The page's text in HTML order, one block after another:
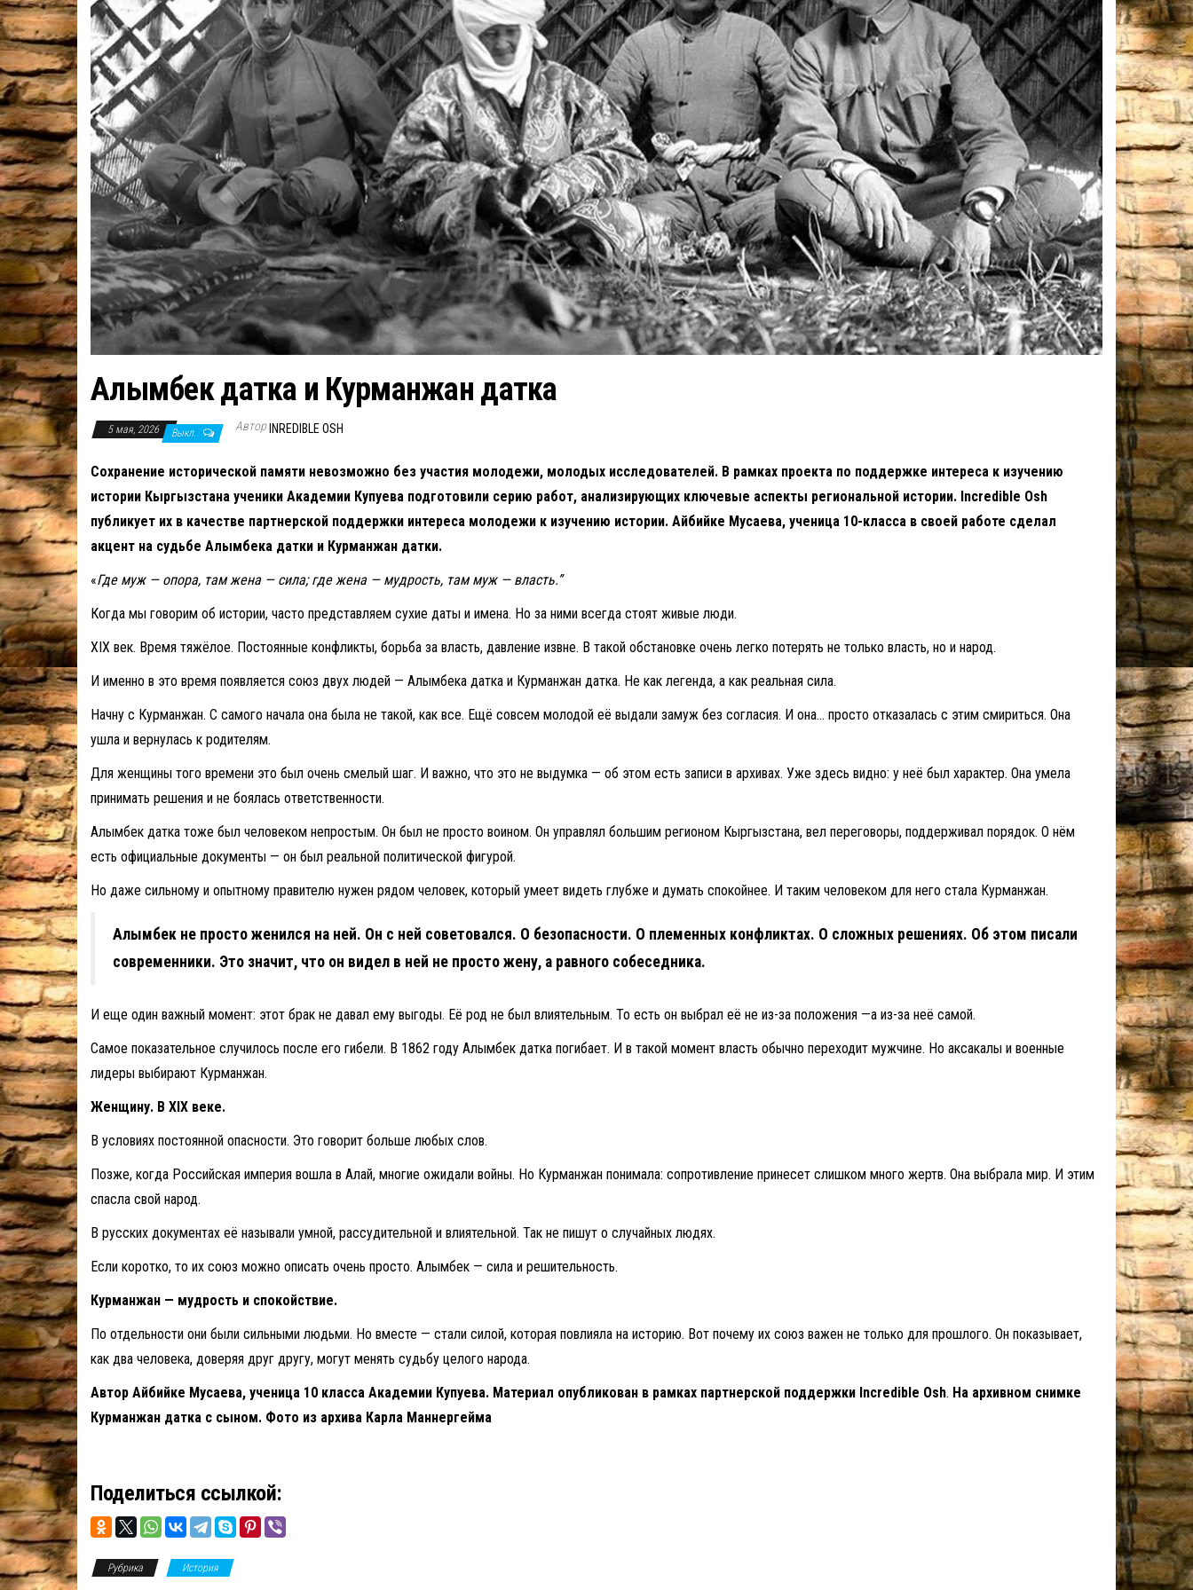
Алымбек датка и Курманжан датка
5 мая, 2026 Выкл. Автор INREDIBLE OSH
Сохранение исторической памяти невозможно без участия молодежи, молодых исследователей. В рамках проекта по поддержке интереса к изучению
истории Кыргызстана ученики Академии Купуева подготовили серию работ, анализирующих ключевые аспекты региональной истории. Incredible Osh
публикует их в качестве партнерской поддержки интереса молодежи к изучению истории. Айбийке Мусаева, ученица 10-класса в своей работе сделал
акцент на судьбе Алымбека датки и Курманжан датки.
«Где муж — опора, там жена — сила; где жена — мудрость, там муж — власть.”
Когда мы говорим об истории, часто представляем сухие даты и имена. Но за ними всегда стоят живые люди.
XIX век. Время тяжёлое. Постоянные конфликты, борьба за власть, давление извне. В такой обстановке очень легко потерять не только власть, но и народ.
И именно в это время появляется союз двух людей — Алымбека датка и Курманжан датка. Не как легенда, а как реальная сила.
Начну с Курманжан. С самого начала она была не такой, как все. Ещё совсем молодой её выдали замуж без согласия. И она… просто отказалась с этим смириться. Она
ушла и вернулась к родителям.
Для женщины того времени это был очень смелый шаг. И важно, что это не выдумка — об этом есть записи в архивах. Уже здесь видно: у неё был характер. Она умела
принимать решения и не боялась ответственности.
Алымбек датка тоже был человеком непростым. Он был не просто воином. Он управлял большим регионом Кыргызстана, вел переговоры, поддерживал порядок. О нём
есть официальные документы — он был реальной политической фигурой.
Но даже сильному и опытному правителю нужен рядом человек, который умеет видеть глубже и думать спокойнее. И таким человеком для него стала Курманжан.
Алымбек не просто женился на ней. Он с ней советовался. О безопасности. О племенных конфликтах. О сложных решениях. Об этом писали
современники. Это значит, что он видел в ней не просто жену, а равного собеседника.
И еще один важный момент: этот брак не давал ему выгоды. Её род не был влиятельным. То есть он выбрал её не из-за положения —а из-за неё самой.
Самое показательное случилось после его гибели. В 1862 году Алымбек датка погибает. И в такой момент власть обычно переходит мужчине. Но аксакалы и военные
лидеры выбирают Курманжан.
Женщину. В XIX веке.
В условиях постоянной опасности. Это говорит больше любых слов.
Позже, когда Российская империя вошла в Алай, многие ожидали войны. Но Курманжан понимала: сопротивление принесет слишком много жертв. Она выбрала мир. И этим
спасла свой народ.
В русских документах её называли умной, рассудительной и влиятельной. Так не пишут о случайных людях.
Если коротко, то их союз можно описать очень просто. Алымбек — сила и решительность.
Курманжан — мудрость и спокойствие.
По отдельности они были сильными людьми. Но вместе — стали силой, которая повлияла на историю. Вот почему их союз важен не только для прошлого. Он показывает,
как два человека, доверяя друг другу, могут менять судьбу целого народа.
Автор Айбийке Мусаева, ученица 10 класса Академии Купуева. Материал опубликован в рамках партнерской поддержки Incredible Osh. На архивном снимке
Курманжан датка с сыном. Фото из архива Карла Маннергейма
Поделиться ссылкой:
Рубрика История